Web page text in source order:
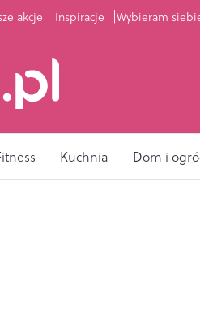
akcje Inspiracje Wybieram
Kuchnia Dom i